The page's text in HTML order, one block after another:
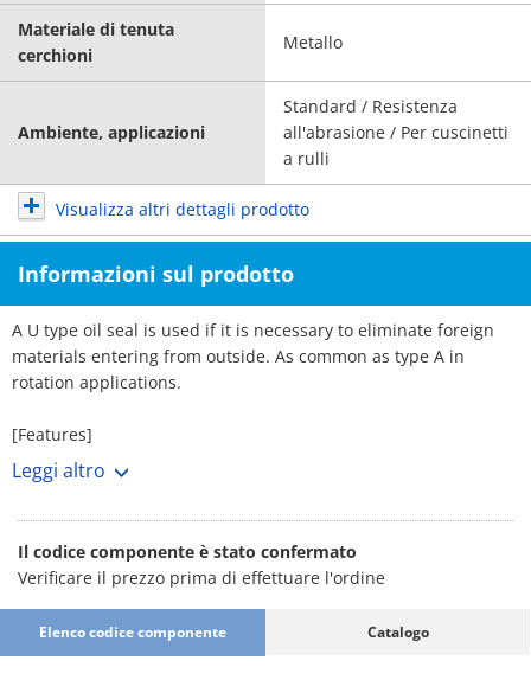
Materiale di tenuta
cerchioni
Metallo
Ambiente, applicazioni
Standard / Resistenza
all'abrasione / Per cuscinetti
a rulli
Visualizza altri dettagli prodotto
Informazioni sul prodotto
A U type oil seal is used if it is necessary to eliminate foreign
materials entering from outside. As common as type A in
rotation applications.
[Features]
· An oil seal seals off lubricant leakages in bearings. By
preventing the penetration of dust and water and other
lubricating oil usage provides significant benefits in terms of
bearing corrosion repair costs, offsetting seal equipment costs.
· Essential for driving shafts for the purpose of sealing in fluids
and gases, in addition to lubricant oil.
Leggi altro
Il codice componente è stato confermato
Verificare il prezzo prima di effettuare l'ordine
Elenco codice componente Catalogo